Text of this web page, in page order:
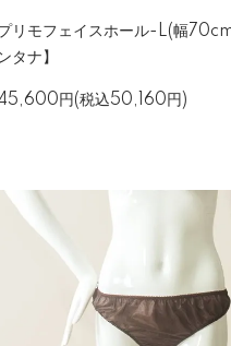
リモフェイスホール-L(幅
ンタナ】
円(税込50,160円)